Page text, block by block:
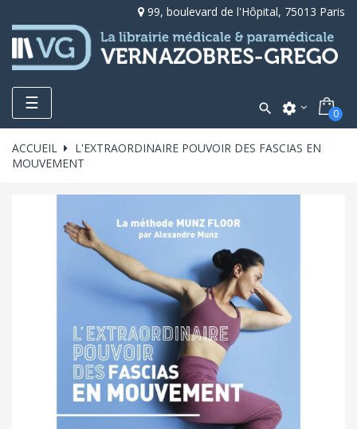
99, boulevard de l'Hôpital, 75013 Paris
Toggle
navigation
☰  settings 0
ACCUEIL
L'EXTRAORDINAIRE POUVOIR DES FASCIAS EN
MOUVEMENT